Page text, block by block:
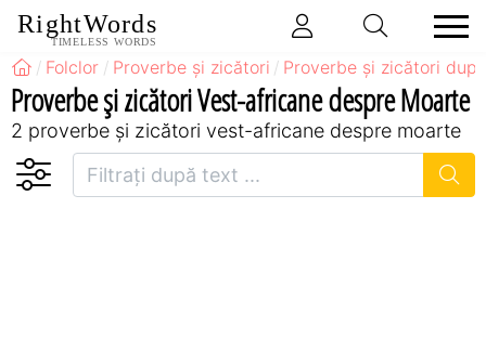
RightWords
TIMELESS WORDS
Folclor Proverbe și zicători Proverbe și zicători
Proverbe și zicători Vest-africane despre Moarte
2 proverbe și zicători vest-africane despre moarte